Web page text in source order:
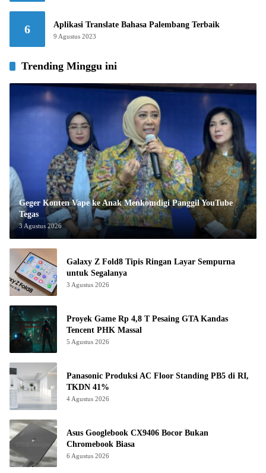
6 Aplikasi Translate Bahasa Palembang Terbaik
9 Agustus 2023
Trending Minggu ini
Geger Konten Vape ke Anak Menkomdigi Panggil YouTube
Tegas
3 Agustus 2026
Galaxy Z Fold8 Tipis Ringan Layar Sempurna
untuk Segalanya
3 Agustus 2026
Proyek Game Rp 4,8 T Pesaing GTA Kandas
Tencent PHK Massal
5 Agustus 2026
Panasonic Produksi AC Floor Standing PB5 di RI,
TKDN 41%
4 Agustus 2026
Asus Googlebook CX9406 Bocor Bukan
Chromebook Biasa
6 Agustus 2026